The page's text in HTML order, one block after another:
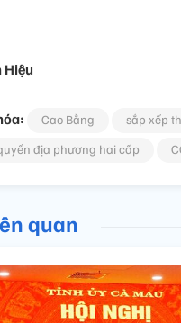
Hiệu
Cao Bằng
sắp xếp
địa phương hai cấp
quan